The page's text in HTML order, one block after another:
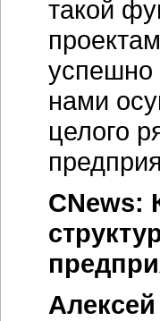
такой
успешно
нами
целого
CNews: